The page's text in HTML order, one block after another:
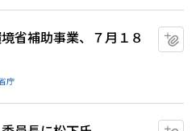
省補助事業、７月１８
庁